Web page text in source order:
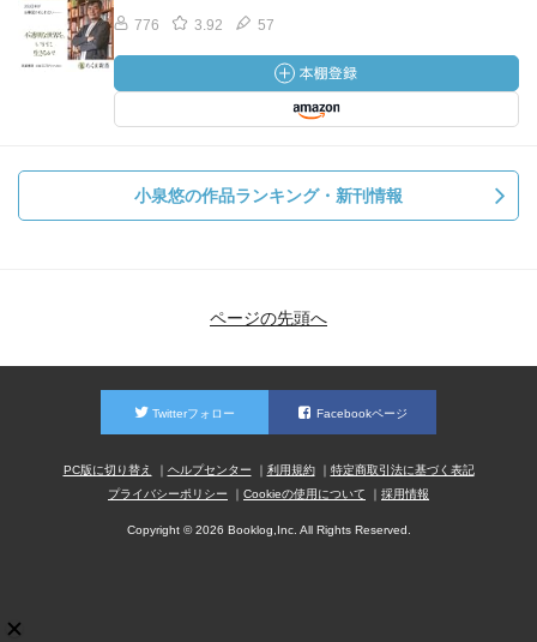
776 3.92 57
小泉悠の作品ランキング・新刊情報
ページの先頭へ
Twitterフォロー Facebookページ
PC版に切り替え ヘルプセンター 利用規約
特定商取引法に基づく表記
プライバシーポリシー
Cookieの使用について 採用情報
Copyright © 2026 Booklog,Inc. All Rights Reserved.